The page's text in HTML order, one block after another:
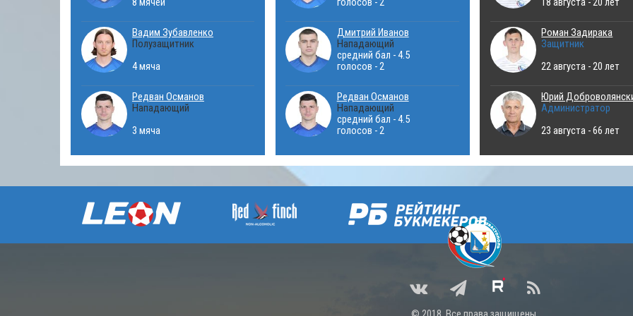
Вадим Зубавленко
Полузащитник
4 мяча
Редван Османов
Нападающий
3 мяча
Дмитрий Иванов
Нападающий
средний бал - 4.5
голосов - 2
Редван Османов
Нападающий
средний бал - 4.5
голосов - 2
Роман Задирака
Защитник
22 августа - 20 лет
Юрий
Администратор
23 августа - 66 лет